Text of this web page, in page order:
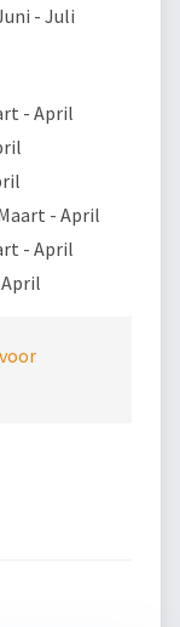
- Juli
- April
- April
- April